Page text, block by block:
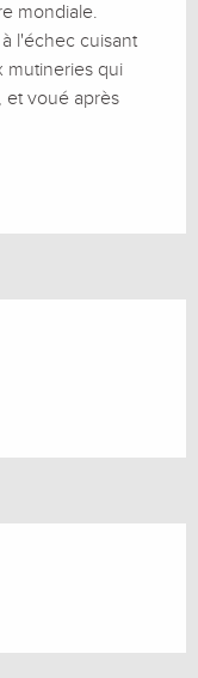
mondiale.
l'échec cuisant
mutineries qui
et voué après